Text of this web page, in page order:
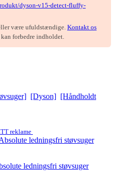
dyson-v15-detect-fluffy-
være ufuldstændige. Kontakt os
forbedre indholdet.
[Dyson] [Håndholdt
reklame
ledningsfri støvsuger